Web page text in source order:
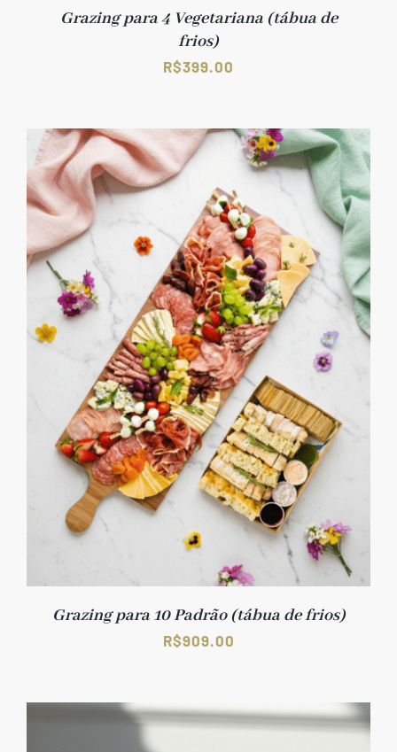
Grazing para 4 Vegetariana (tábua de
frios)
R$399.00
Grazing para 10 Padrão (tábua de frios)
R$909.00